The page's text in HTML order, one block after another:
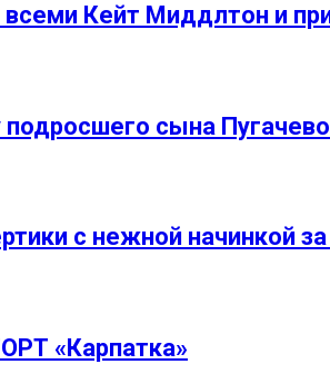
Кейт Миддлтон и
подросшего сына
с нежной начинкой
«Карпатка»